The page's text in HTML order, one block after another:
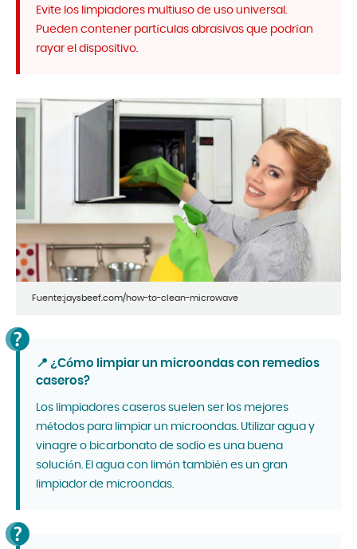
Evite los limpiadores multiuso de uso universal.
Pueden contener partículas abrasivas que podrían
rayar el dispositivo.
Fuente:jaysbeef.com/how-to-clean-microwave
📍 ¿Cómo limpiar un microondas con remedios
caseros?
Los limpiadores caseros suelen ser los mejores
métodos para limpiar un microondas. Utilizar agua y
vinagre o bicarbonato de sodio es una buena
solución. El agua con limón también es un gran
limpiador de microondas.